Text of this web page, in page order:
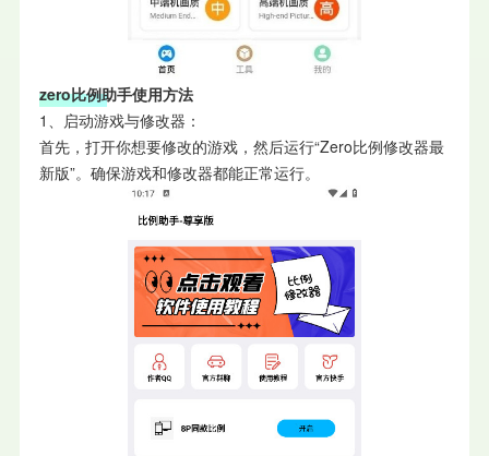
zero比例助手使用方法
1、启动游戏与修改器：
首先，打开你想要修改的游戏，然后运行“Zero比例修改器最
新版”。确保游戏和修改器都能正常运行。